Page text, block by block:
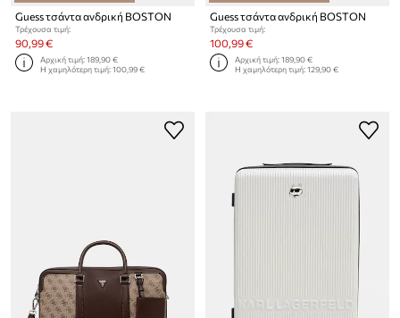
Guess τσάντα ανδρική BOSTON
Τρέχουσα τιμή:
90,99 €
Αρχική τιμή:189,90 €
Η χαμηλότερη τιμή:100,99 €
Guess τσάντα ανδρική BOSTON
Τρέχουσα τιμή:
100,99 €
Αρχική τιμή:189,90 €
Η χαμηλότερη τιμή:129,90 €